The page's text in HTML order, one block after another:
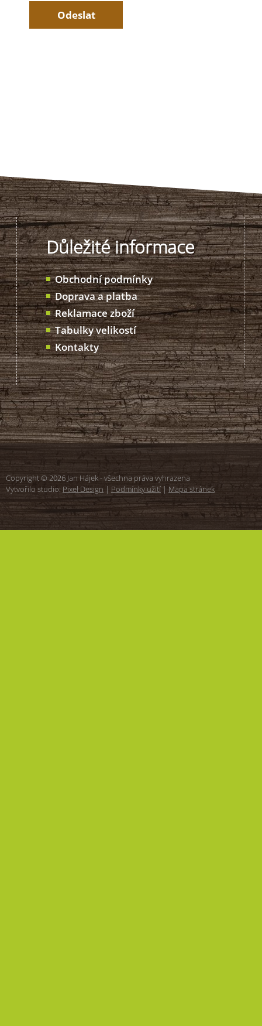
Důležité informace
Obchodní podmínky
Doprava a platba
Reklamace zboží
Tabulky velikostí
Kontakty
Copyright © 2026 Jan Hájek - všechna práva vyhrazena
Vytvořilo studio: Pixel Design | Podmínky užití | Mapa stránek